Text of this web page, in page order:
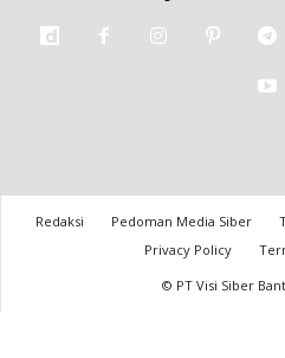
Redaksi Pedoman Media Siber
Privacy Policy
© PT Visi Siber